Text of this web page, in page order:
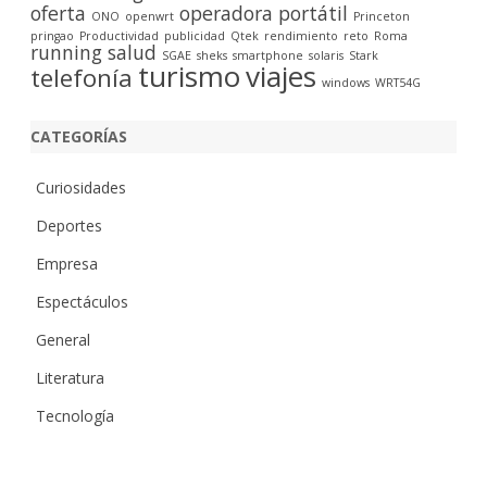
oferta ONO openwrt operadora portátil Princeton
pringao Productividad publicidad Qtek rendimiento reto Roma
running salud SGAE sheks smartphone solaris Stark
telefonía turismoviajes windows WRT54G
CATEGORÍAS
Curiosidades
Deportes
Empresa
Espectáculos
General
Literatura
Tecnología